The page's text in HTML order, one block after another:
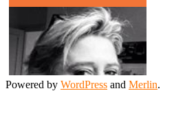
Powered by WordPress and Merlin.